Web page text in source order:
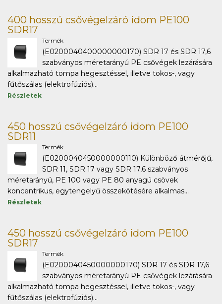
400 hosszú csővégelzáró idom PE100
SDR17
Termék
(E0200040400000000170) SDR 17 és SDR 17,6
szabványos méretarányú PE csővégek lezárására
alkalmazható tompa hegesztéssel, illetve tokos-, vagy
fűtőszálas (elektrofúziós)...
Részletek
450 hosszú csővégelzáró idom PE100
SDR11
Termék
(E0200040450000000110) Különböző átmérőjű,
SDR 11, SDR 17 vagy SDR 17,6 szabványos
méretarányú, PE 100 vagy PE 80 anyagú csövek
koncentrikus, egytengelyű összekötésére alkalmas...
Részletek
450 hosszú csővégelzáró idom PE100
SDR17
Termék
(E0200040450000000170) SDR 17 és SDR 17,6
szabványos méretarányú PE csővégek lezárására
alkalmazható tompa hegesztéssel, illetve tokos-, vagy
fűtőszálas (elektrofúziós)...